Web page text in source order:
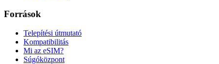
Források
Telepítési útmutató
Kompatibilitás
Mi az eSIM?
Súgóközpont